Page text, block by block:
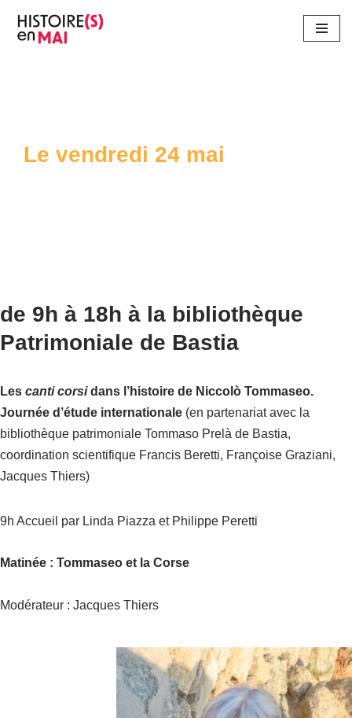
Aller
Le vendredi 24 mai
de 9h à 18h à la bibliothèque
Patrimoniale de Bastia
Les canti corsidans l’histoire de Niccolò Tommaseo.
Journée d’étude internationale (en partenariat avec la
bibliothèque patrimoniale Tommaso Prelà de Bastia,
coordination scientifique Francis Beretti, Françoise Graziani,
Jacques Thiers)
9h Accueil par Linda Piazza et Philippe Peretti
Matinée : Tommaseo et la Corse
Modérateur : Jacques Thiers